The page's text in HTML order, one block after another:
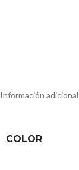
Información adicional
COLOR